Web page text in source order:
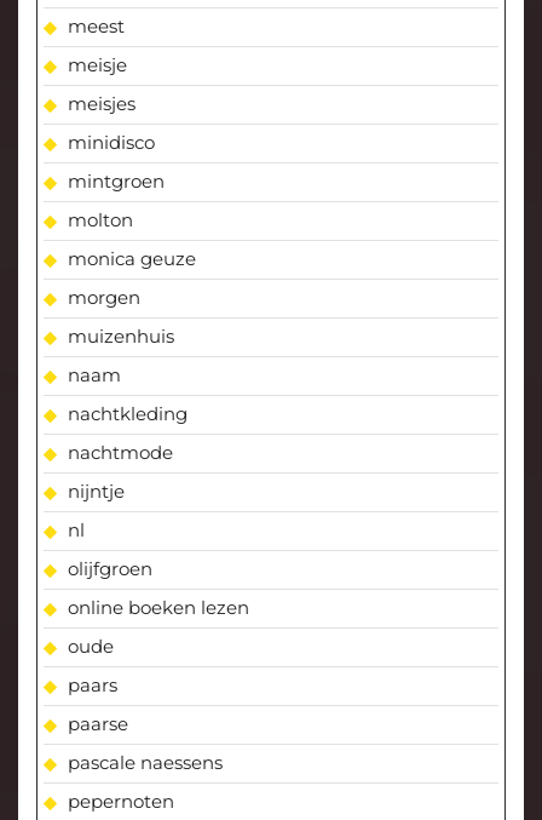
meest
meisje
meisjes
minidisco
mintgroen
molton
monica geuze
morgen
muizenhuis
naam
nachtkleding
nachtmode
nijntje
nl
olijfgroen
online boeken lezen
oude
paars
paarse
pascale naessens
pepernoten